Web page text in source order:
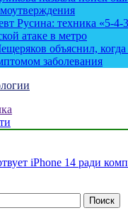
Русина: техника «5-
атаке в метро
объяснил,
заболевания
iPhone 14 ради